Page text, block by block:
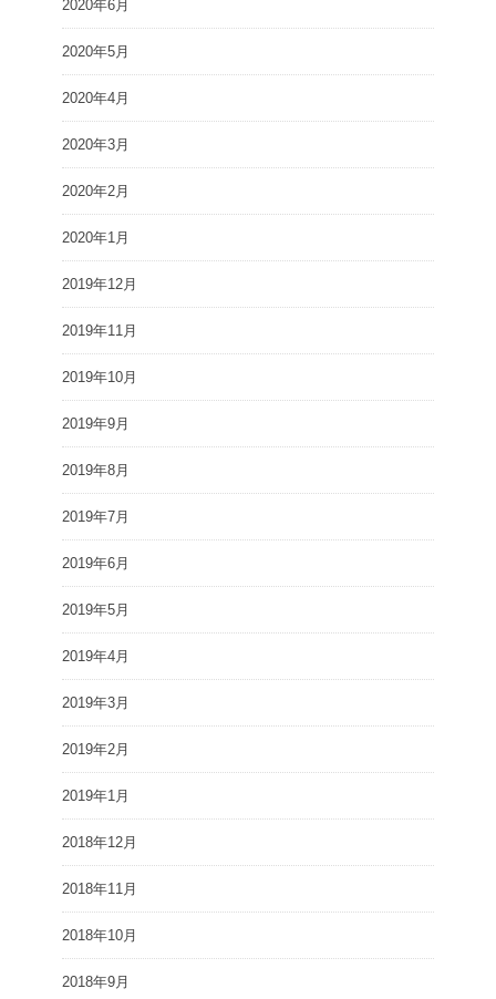
2020年6月
2020年5月
2020年4月
2020年3月
2020年2月
2020年1月
2019年12月
2019年11月
2019年10月
2019年9月
2019年8月
2019年7月
2019年6月
2019年5月
2019年4月
2019年3月
2019年2月
2019年1月
2018年12月
2018年11月
2018年10月
2018年9月